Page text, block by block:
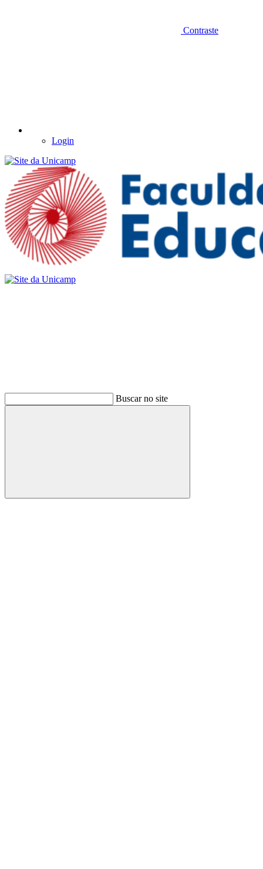
Contraste
Login
Buscar no site
Buscar